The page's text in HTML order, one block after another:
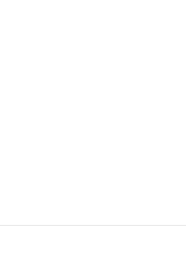
a cramei Villa
la Phoenicia